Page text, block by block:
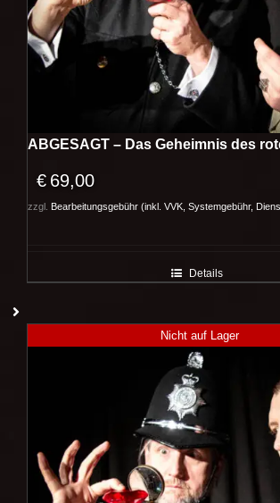
ABGESAGT – Das Geheimnis des
€ 69,00
zzgl. Bearbeitungsgebühr (inkl. VVK, Systemgebühr,
Details
Nicht auf Lager